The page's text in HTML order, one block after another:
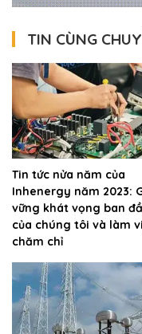
TIN CÙNG
Tin tức nửa năm của
Inhenergy năm 2023:
vững khát vọng ban
của chúng tôi và làm
chăm chỉ